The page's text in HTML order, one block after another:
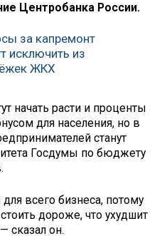
Центробанка России.
за капремонт
исключить из
ЖКХ
начать расти и проценты
для населения, но в
станут
Госдумы по бюджету
всего бизнеса, потому
дороже, что ухудшит
сказал он.